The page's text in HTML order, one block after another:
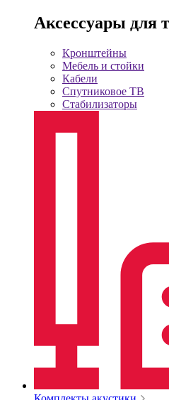
Аксессуары для
Кронштейны
Мебель и стойки
Кабели
Спутниковое ТВ
Стабилизаторы